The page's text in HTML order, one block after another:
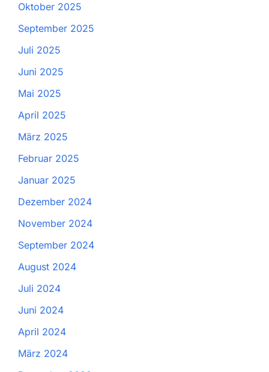
Oktober 2025
September 2025
Juli 2025
Juni 2025
Mai 2025
April 2025
März 2025
Februar 2025
Januar 2025
Dezember 2024
November 2024
September 2024
August 2024
Juli 2024
Juni 2024
April 2024
März 2024